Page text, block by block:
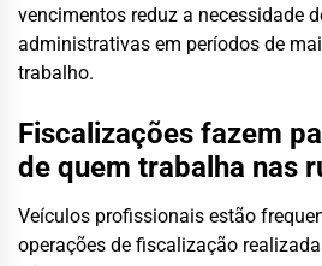
vencimentos reduz a necessidade
administrativas em períodos de
trabalho.
Fiscalizações fazem
de quem trabalha nas
Veículos profissionais estão
operações de fiscalização